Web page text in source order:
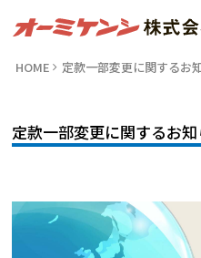
HOME 定款一部変更に関するお
定款一部変更に関するお